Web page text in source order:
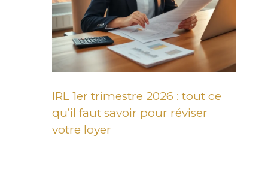
IRL 1er trimestre 2026 : tout ce
qu’il faut savoir pour réviser
votre loyer